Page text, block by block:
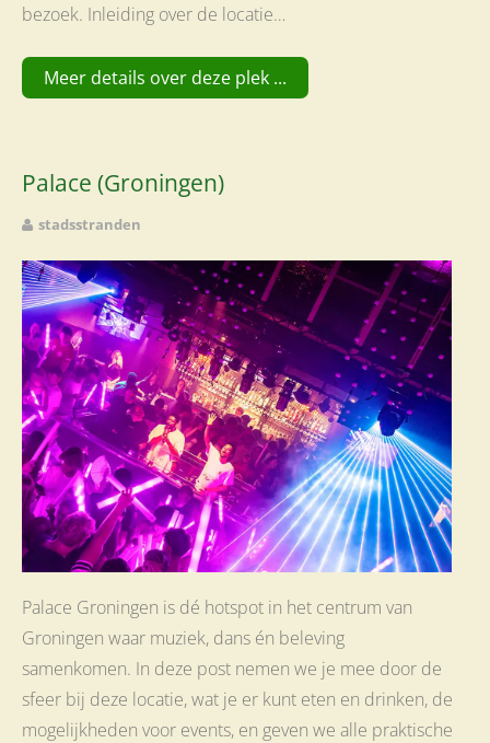
bezoek. Inleiding over de locatie…
Meer details over deze plek ...
Palace (Groningen)
stadsstranden
Palace Groningen is dé hotspot in het centrum van
Groningen waar muziek, dans én beleving
samenkomen. In deze post nemen we je mee door de
sfeer bij deze locatie, wat je er kunt eten en drinken, de
mogelijkheden voor events, en geven we alle praktische